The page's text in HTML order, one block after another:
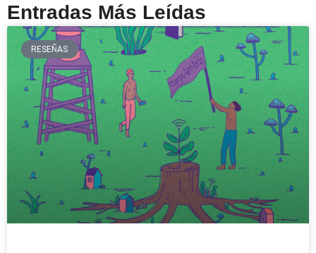
Entradas Más Leídas
RESEÑAS